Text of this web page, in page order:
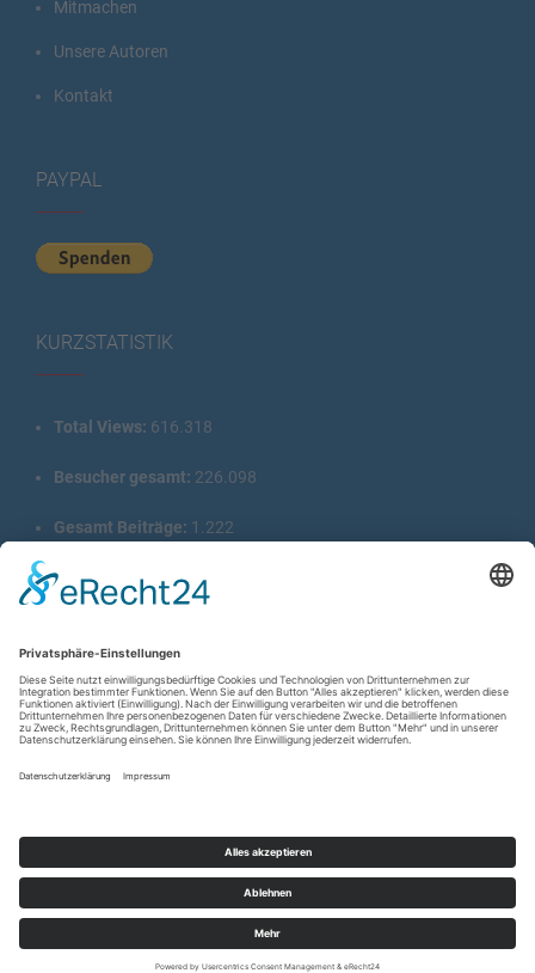
Mitmachen
Unsere Autoren
Kontakt
PAYPAL
KURZSTATISTIK
Total Views: 616.318
Besucher gesamt: 226.098
Gesamt Beiträge: 1.222
Copyright © 2026wir-hn.de – wirland.eu. All rights reserved.
Designed byFameThemes